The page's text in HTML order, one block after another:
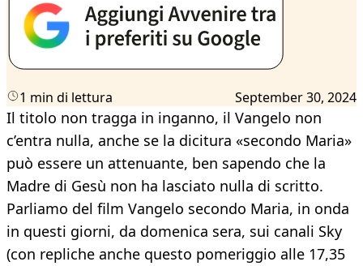
1 min di lettura September 30, 2024
Il titolo non tragga in inganno, il Vangelo non
c’entra nulla, anche se la dicitura «secondo Maria»
può essere un attenuante, ben sapendo che la
Madre di Gesù non ha lasciato nulla di scritto.
Parliamo del film Vangelo secondo Maria, in onda
in questi giorni, da domenica sera, sui canali Sky
(con repliche anche questo pomeriggio alle 17,35